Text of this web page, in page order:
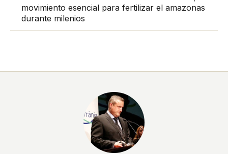
movimiento esencial para fertilizar el amazonas
durante milenios